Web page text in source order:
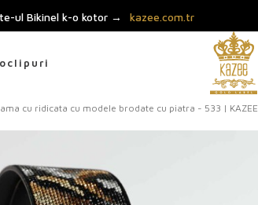
ul Bikinel k-o kotor → kazee.com.tr
cu ridicata cu modele brodate cu piatra - 533 | KAZEE